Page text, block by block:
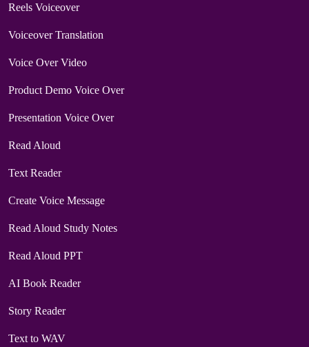
Reels Voiceover
Voiceover Translation
Voice Over Video
Product Demo Voice Over
Presentation Voice Over
Read Aloud
Text Reader
Create Voice Message
Read Aloud Study Notes
Read Aloud PPT
AI Book Reader
Story Reader
Text to WAV